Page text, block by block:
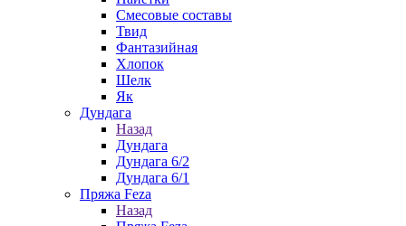
Смесовые составы
Твид
Фантазийная
Хлопок
Шелк
Як
Дундага
Назад
Дундага
Дундага 6/2
Дундага 6/1
Пряжа Feza
Назад